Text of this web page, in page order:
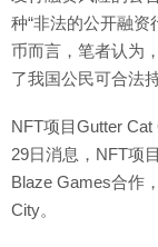
种“非法的公开融资
币而言，笔者认为
了我国公民可合法
NFT项目Gutter Cat
29日消息，NFT项
Blaze Games合作
City。